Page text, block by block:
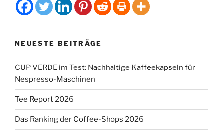
NEUESTE BEITRÄGE
CUP VERDE im Test: Nachhaltige Kaffeekapseln für
Nespresso-Maschinen
Tee Report 2026
Das Ranking der Coffee-Shops 2026